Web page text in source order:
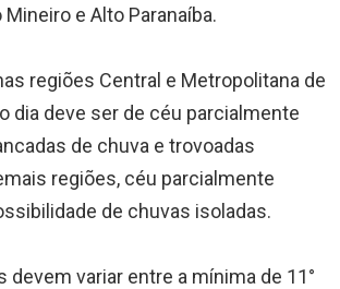
e Alto Paranaíba.
regiões Central e Metropolitana de
dia deve ser de céu parcialmente
de chuva e trovoadas
regiões, céu parcialmente
de chuvas isoladas.
devem variar entre a mínima de 11°